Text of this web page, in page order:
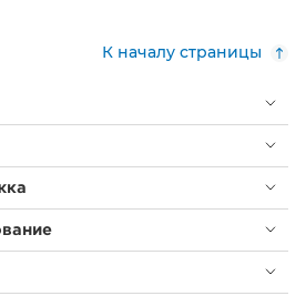
К началу страницы